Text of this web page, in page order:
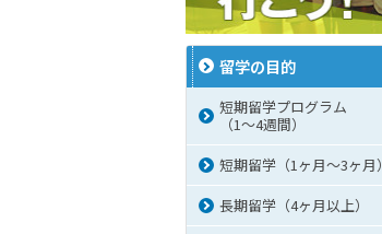
留学の目的
短期留学プログラム
（1～4週間）
短期留学（1ヶ月～3ヶ月）
長期留学（4ヶ月以上）